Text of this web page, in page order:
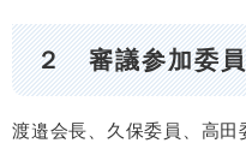
２ 審議参加委員
渡邉会長、久保委員、高